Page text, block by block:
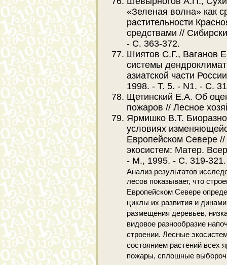
«Зеленая волна» как
растительности
средствами //
- С. 363-372.
Шиятов С.Г., Ваганов
системы
азиатской части
1998. - Т. 5. - N1. - С.
Щетинский Е.А. Об
пожаров // Лесное
Ярмишко В.Т.
условиях
Европейском Севере //
экосистем: Матер.
- М., 1995. - С. 319-321.
Анализ результатов
лесов показывает, что
Европейском Севере
циклы их развития и
размещения деревьев,
видовое разнообразие
строении. Лесные
состоянием растений всех
пожары, сплошные